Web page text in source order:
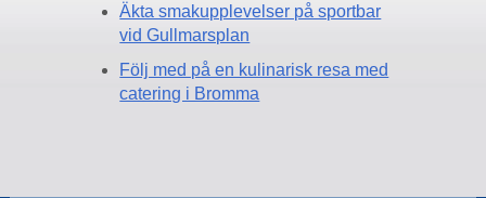
Äkta smakupplevelser på sportbar
vid Gullmarsplan
Följ med på en kulinarisk resa med
catering i Bromma